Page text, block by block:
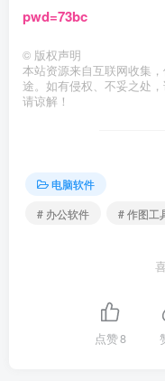
pwd=73bc
© 版权声明
本站资源来自互联网收集
途。如有侵权、不妥之处
请谅解！
电脑软件
# 办公软件
# 作图工
点赞8